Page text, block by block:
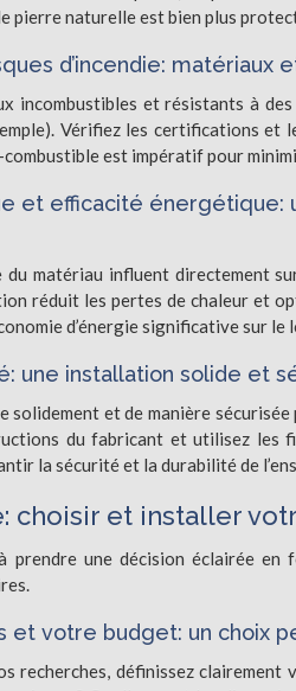
pierre naturelle est bien plus
d’incendie: matériaux
incombustibles et résistants à
Vérifiez les certifications et
est impératif pour
et efficacité énergétique:
du matériau influent directement
réduit les pertes de chaleur et
d’énergie significative sur le
une installation solide et
solidement et de manière
du fabricant et utilisez les
la sécurité et la durabilité de
choisir et installer
prendre une décision éclairée
et votre budget: un choix
recherches, définissez